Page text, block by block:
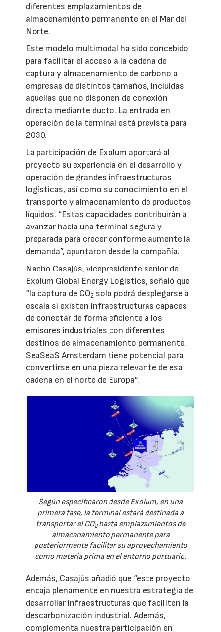
diferentes emplazamientos de
almacenamiento permanente en el Mar del
Norte.
Este modelo multimodal ha sido concebido
para facilitar el acceso a la cadena de
captura y almacenamiento de carbono a
empresas de distintos tamaños, incluidas
aquellas que no disponen de conexión
directa mediante ducto. La entrada en
operación de la terminal está prevista para
2030.
La participación de Exolum aportará al
proyecto su experiencia en el desarrollo y
operación de grandes infraestructuras
logísticas, así como su conocimiento en el
transporte y almacenamiento de productos
líquidos. “Estas capacidades contribuirán a
avanzar hacia una terminal segura y
preparada para crecer conforme aumente la
demanda”, apuntaron desde la compañía.
Nacho Casajús, vicepresidente senior de
Exolum Global Energy Logistics, señaló que
“la captura de CO2 solo podrá desplegarse a
escala si existen infraestructuras capaces
de conectar de forma eficiente a los
emisores industriales con diferentes
destinos de almacenamiento permanente.
SeaSeaS Amsterdam tiene potencial para
convertirse en una pieza relevante de esa
cadena en el norte de Europa”.
Según especificaron desde Exolum, en una
primera fase, la terminal estará destinada a
transportar el CO2hasta emplazamientos de
almacenamiento permanente para
posteriormente facilitar su aprovechamiento
como materia prima en el entorno portuario.
Además, Casajús añadió que “este proyecto
encaja plenamente en nuestra estrategia de
desarrollar infraestructuras que faciliten la
descarbonización industrial. Además,
complementa nuestra participación en